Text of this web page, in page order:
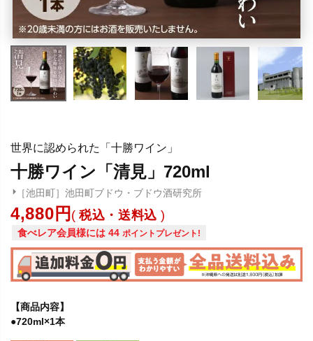
世界に認められた「十勝ワイン」
十勝ワイン「清見」720ml
［池田町］池田町ブドウ・ブドウ酒研究所
4,880 税込・送料込
食べレア会員様には 44 ポイントプレゼント!
【商品内容】
●720ml×1本